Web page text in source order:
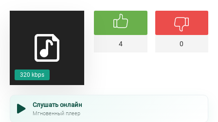
320 kbps
4 0
Слушать онлайн
Мгновенный плеер